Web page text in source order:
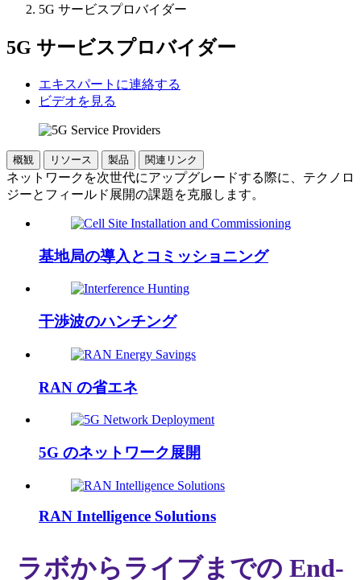
5G サービスプロバイダー
5G サービスプロバイダー
エキスパートに連絡する
ビデオを見る
概観 リソース 製品 関連リンク
ネットワークを次世代にアップグレードする際に、テクノロ
ジーとフィールド展開の課題を克服します。
基地局の導入とコミッショニング
干渉波のハンチング
RAN の省エネ
5G のネットワーク展開
RAN Intelligence Solutions
ラボからライブまでの End-